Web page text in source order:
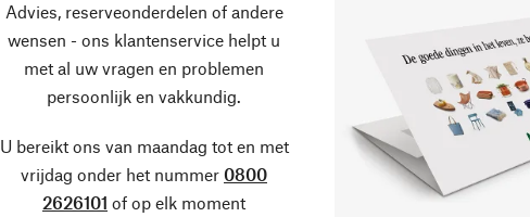
Advies, reserveonderdelen of andere
wensen - ons klantenservice helpt u
met al uw vragen en problemen
persoonlijk en vakkundig.
U bereikt ons van maandag tot en met
vrijdag onder het nummer 0800
2626101 of op elk moment